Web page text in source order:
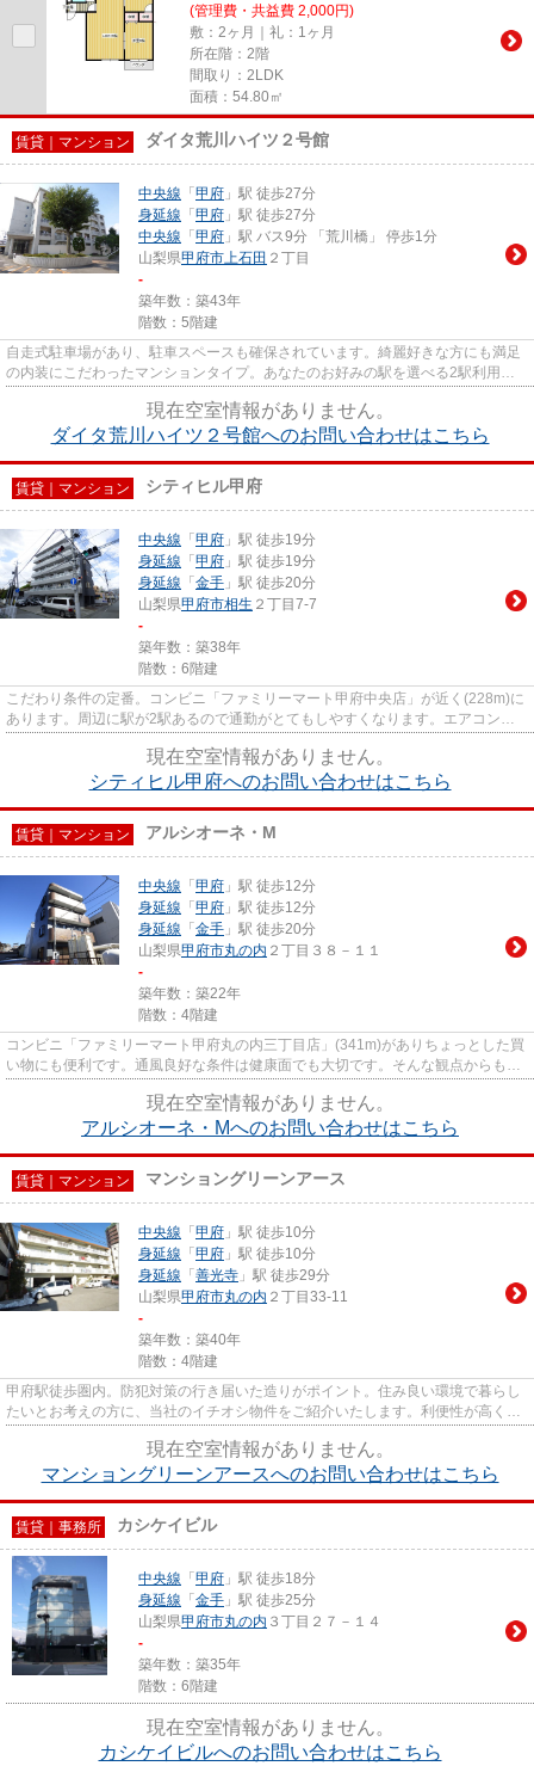
(管理費・共益費 2,000円)
敷：2ヶ月｜礼：1ヶ月
所在階：2階
間取り：2LDK
面積：54.80㎡
賃貸｜マンション ダイタ荒川ハイツ２号館
中央線 「 甲府 」駅 徒歩27分
身延線 「 甲府 」駅 徒歩27分
中央線 「 甲府 」駅 バス9分 「荒川橋」 停歩1分
山梨県甲府市上石田 ２丁目
-
築年数：築43年
階数：5階建
自走式駐車場があり、駐車スペースも確保されています。綺麗好きな方にも満足
の内装にこだわったマンションタイプ。あなたのお好みの駅を選べる2駅利用可
現在空室情報がありません。
ダイタ荒川ハイツ２号館へのお問い合わせはこちら
賃貸｜マンション シティヒル甲府
中央線 「 甲府 」駅 徒歩19分
身延線 「 甲府 」駅 徒歩19分
身延線 「 金手 」駅 徒歩20分
山梨県甲府市相生 ２丁目7-7
-
築年数：築38年
階数：6階建
こだわり条件の定番。コンビニ「ファミリーマート甲府中央店」が近く(228m)に
あります。周辺に駅が2駅あるので通勤がとてもしやすくなります。エアコン付
現在空室情報がありません。
シティヒル甲府へのお問い合わせはこちら
賃貸｜マンション アルシオーネ・M
中央線 「 甲府 」駅 徒歩12分
身延線 「 甲府 」駅 徒歩12分
身延線 「 金手 」駅 徒歩20分
山梨県甲府市丸の内 ２丁目３８－１１
-
築年数：築22年
階数：4階建
コンビニ「ファミリーマート甲府丸の内三丁目店」(341m)がありちょっとした買
い物にも便利です。通風良好な条件は健康面でも大切です。そんな観点からもお
現在空室情報がありません。
アルシオーネ・Mへのお問い合わせはこちら
賃貸｜マンション マンショングリーンアース
中央線 「 甲府 」駅 徒歩10分
身延線 「 甲府 」駅 徒歩10分
身延線 「 善光寺 」駅 徒歩29分
山梨県甲府市丸の内 ２丁目33-11
-
築年数：築40年
階数：4階建
甲府駅徒歩圏内。防犯対策の行き届いた造りがポイント。住み良い環境で暮らし
たいとお考えの方に、当社のイチオシ物件をご紹介いたします。利便性が高く、
現在空室情報がありません。
マンショングリーンアースへのお問い合わせはこちら
賃貸｜事務所 カシケイビル
中央線 「 甲府 」駅 徒歩18分
身延線 「 金手 」駅 徒歩25分
山梨県甲府市丸の内 ３丁目２７－１４
-
築年数：築35年
階数：6階建
現在空室情報がありません。
カシケイビルへのお問い合わせはこちら